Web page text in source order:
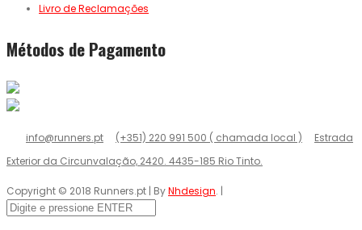
Livro de Reclamações
Métodos de Pagamento
info@runners.pt (+351) 220 991 500 ( chamada local )
Estrada
Exterior da Circunvalação, 2420. 4435-185 Rio Tinto.
Copyright © 2018 Runners.pt | ByNhdesign. |